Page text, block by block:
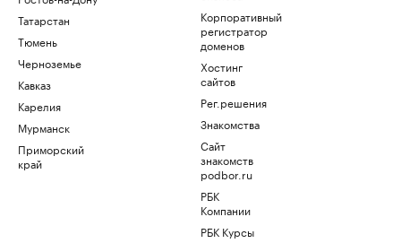
Татарстан
Тюмень
Черноземье
Кавказ
Карелия
Мурманск
Приморский
край
Корпоративный
регистратор
доменов
Хостинг
сайтов
Рег.решения
Знакомства
Сайт
знакомств
podbor.ru
РБК
Компании
РБК Курсы